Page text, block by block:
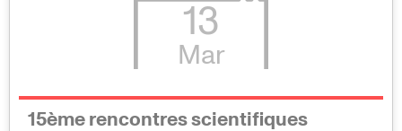
13
Mar
15ème rencontres scientifiques